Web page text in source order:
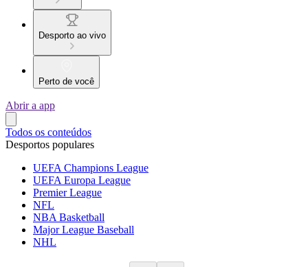
Desporto ao vivo
Perto de você
Abrir a app
Todos os conteúdos
Desportos populares
UEFA Champions League
UEFA Europa League
Premier League
NFL
NBA Basketball
Major League Baseball
NHL